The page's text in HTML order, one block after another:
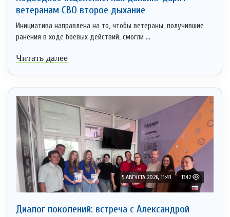
ветеранам СВО второе дыхание
Инициатива направлена на то, чтобы ветераны, получившие
ранения в ходе боевых действий, смогли ...
Читать далее
5 АВГУСТА 2026, 11:43 1342
Диалог поколений: встреча с Александрой